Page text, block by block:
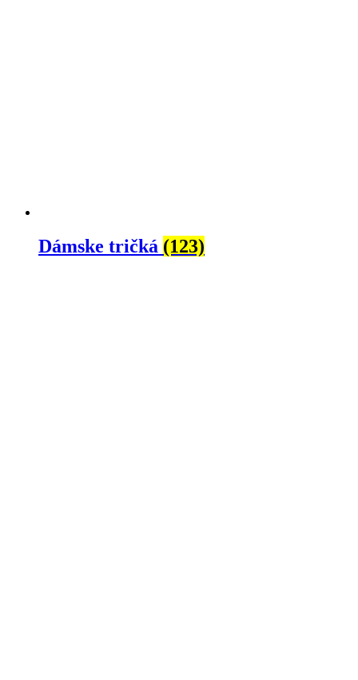
Dámske tričká (123)